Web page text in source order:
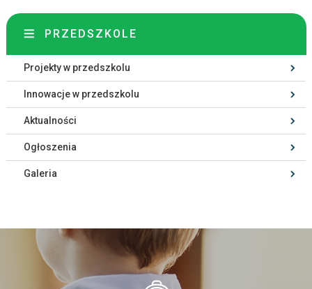
PRZEDSZKOLE
Projekty w przedszkolu
Innowacje w przedszkolu
Aktualności
Ogłoszenia
Galeria